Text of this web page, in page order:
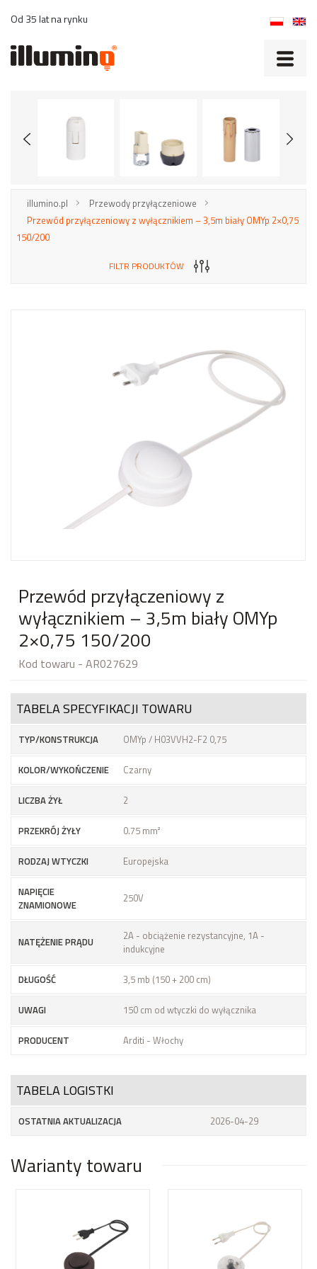
Od 35 lat na rynku
illumino.pl
Przewody przyłączeniowe
Przewód przyłączeniowy z wyłącznikiem – 3,5m biały OMYp 2×0,75
150/200
FILTR PRODUKTÓW
Przewód przyłączeniowy z
wyłącznikiem – 3,5m biały OMYp
2×0,75 150/200
Kod towaru - AR027629
TABELA SPECYFIKACJI TOWARU
TYP/KONSTRUKCJA OMYp / H03VVH2-F2 0,75
KOLOR/WYKOŃCZENIE Czarny
LICZBA ŻYŁ 2
PRZEKRÓJ ŻYŁY 0.75 mm²
RODZAJ WTYCZKI Europejska
NAPIĘCIE
ZNAMIONOWE
250V
NATĘŻENIE PRĄDU
2A - obciążenie rezystancyjne, 1A -
indukcyjne
DŁUGOŚĆ 3,5 mb (150 + 200 cm)
UWAGI 150 cm od wtyczki do wyłącznika
PRODUCENT Arditi - Włochy
TABELA LOGISTKI
OSTATNIA AKTUALIZACJA 2026-04-29
Warianty towaru